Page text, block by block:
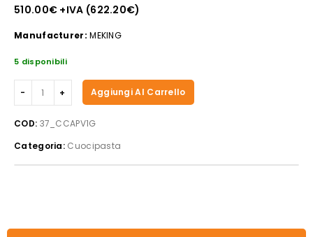
510.00€ +IVA (622.20€)
Manufacturer: MEKING
5 disponibili
Casselin
-
Cuocipasta
banco
con
Aggiungi Al Carrello
COD: 37_CCAPV1G
Categoria: Cuocipasta